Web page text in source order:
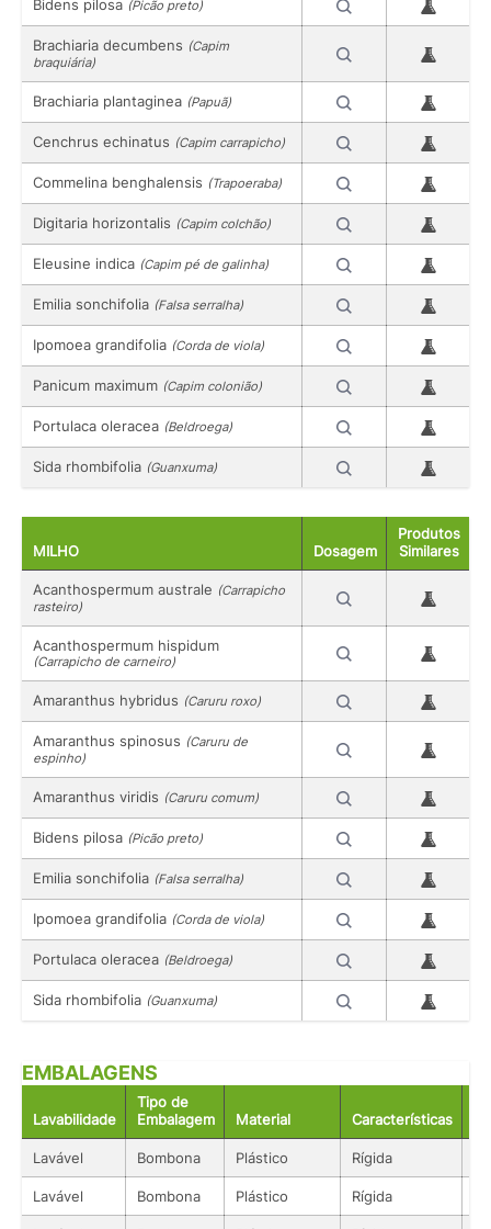
Bidens pilosa (Picão preto)
Brachiaria decumbens (Capim
braquiária)
Brachiaria plantaginea (Papuã)
Cenchrus echinatus (Capim carrapicho)
Commelina benghalensis (Trapoeraba)
Digitaria horizontalis (Capim colchão)
Eleusine indica (Capim pé de galinha)
Emilia sonchifolia (Falsa serralha)
Ipomoea grandifolia (Corda de viola)
Panicum maximum (Capim colonião)
Portulaca oleracea (Beldroega)
Sida rhombifolia (Guanxuma)
MILHO Dosagem
Produtos
Similares
Acanthospermum australe (Carrapicho
rasteiro)
Acanthospermum hispidum
(Carrapicho de carneiro)
Amaranthus hybridus (Caruru roxo)
Amaranthus spinosus (Caruru de
espinho)
Amaranthus viridis (Caruru comum)
Bidens pilosa (Picão preto)
Emilia sonchifolia (Falsa serralha)
Ipomoea grandifolia (Corda de viola)
Portulaca oleracea (Beldroega)
Sida rhombifolia (Guanxuma)
EMBALAGENS
Lavabilidade
Tipo de
Embalagem
Material Características
Lavável Bombona Plástico Rígida
Lavável Bombona Plástico Rígida